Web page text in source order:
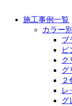
施工事例一覧
カラー別
ブ
ピ
ク
グ
２
レ
グ